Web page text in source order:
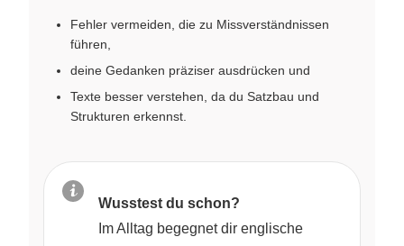
Fehler vermeiden, die zu Missverständnissen
führen,
deine Gedanken präziser ausdrücken und
Texte besser verstehen, da du Satzbau und
Strukturen erkennst.
Wusstest du schon?
Im Alltag begegnet dir englische